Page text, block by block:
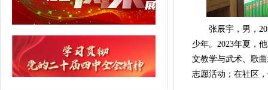
张辰宇，男，
少年。2023年夏，
文教学与武术、歌
志愿活动；在社区